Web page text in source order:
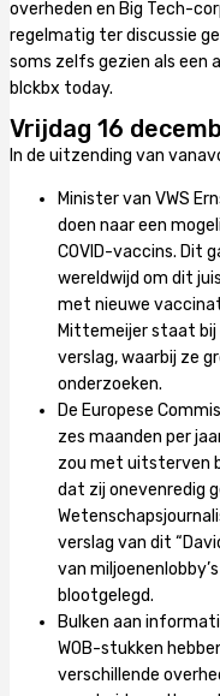
overheden en Big Tech-
regelmatig ter discussie
soms zelfs gezien als een
blckbx today.
Vrijdag 16
In de uitzending van
Minister van VWS
doen naar een
COVID-vaccins. Dit
wereldwijd om dit
met nieuwe
Mittemeijer staat bij
verslag, waarbij ze
onderzoeken.
De Europese
zes maanden per
zou met uitsterven
dat zij onevenredig
verslag van dit
van
blootgelegd.
Bulken aan
WOB-stukken
verschillende